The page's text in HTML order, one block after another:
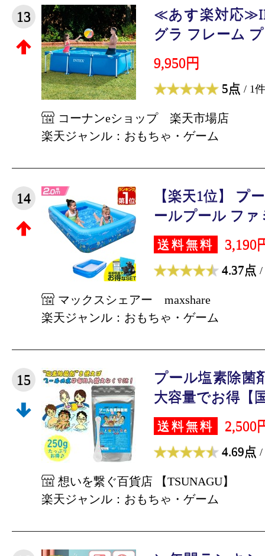
13
≪あす楽対応
グラ フレーム
9,950円
5点 / 1件
コーナンeショップ 楽天市場店
楽天ジャンル：おもちゃ・ゲーム
14
【楽天1位】 プ
ールプール ファ
送料無料 3,190
4.37点 /
マックスシェアー maxshare
楽天ジャンル：おもちゃ・ゲーム
15
プール塩素除菌
大容量でお得【
送料無料 2,500
4.69点 /
想いを繋ぐ百貨店 【TSUNAGU】
楽天ジャンル：おもちゃ・ゲーム